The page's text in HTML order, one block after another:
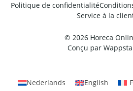
Politique de confidentialité
Service à la
© 2026 Horeca
Conçu par
Nederlands English